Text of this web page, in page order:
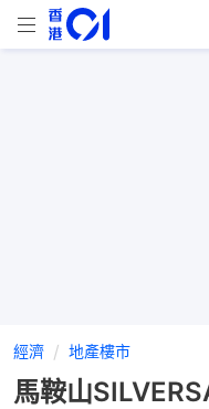
經濟 地產樓市
馬鞍山